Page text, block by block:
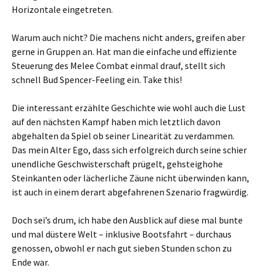
Horizontale eingetreten.
Warum auch nicht? Die machens nicht anders, greifen aber
gerne in Gruppen an. Hat man die einfache und effiziente
Steuerung des Melee Combat einmal drauf, stellt sich
schnell Bud Spencer-Feeling ein. Take this!
Die interessant erzählte Geschichte wie wohl auch die Lust
auf den nächsten Kampf haben mich letztlich davon
abgehalten da Spiel ob seiner Linearität zu verdammen.
Das mein Alter Ego, dass sich erfolgreich durch seine schier
unendliche Geschwisterschaft prügelt, gehsteighohe
Steinkanten oder lächerliche Zäune nicht überwinden kann,
ist auch in einem derart abgefahrenen Szenario fragwürdig.
Doch sei’s drum, ich habe den Ausblick auf diese mal bunte
und mal düstere Welt – inklusive Bootsfahrt – durchaus
genossen, obwohl er nach gut sieben Stunden schon zu
Ende war.